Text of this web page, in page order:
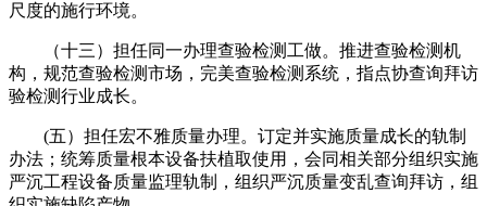
尺度的施行环境。
（十三）担任同一办理查验检测工做。推进查验检测机
构，规范查验检测市场，完美查验检测系统，指点协查询拜访
验检测行业成长。
(五）担任宏不雅质量办理。订定并实施质量成长的轨制
办法；统筹质量根本设备扶植取使用，会同相关部分组织实施
严沉工程设备质量监理轨制，组织严沉质量变乱查询拜访，组